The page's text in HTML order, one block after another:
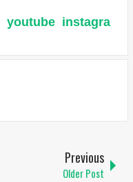
youtube instagra
Previous
Older Post